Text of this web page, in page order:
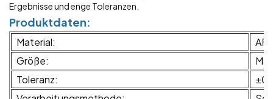
Ergebnisse und enge Toleranzen.
Produktdaten:
Material:
AF1
Größe:
Toleranz: